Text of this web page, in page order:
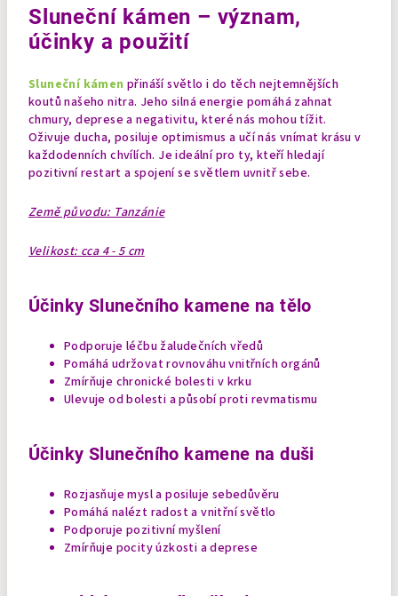
Sluneční kámen – význam,
účinky a použití
Sluneční kámen přináší světlo i do těch nejtemnějších
koutů našeho nitra. Jeho silná energie pomáhá zahnat
chmury, deprese a negativitu, které nás mohou tížit.
Oživuje ducha, posiluje optimismus a učí nás vnímat krásu v
každodenních chvílích. Je ideální pro ty, kteří hledají
pozitivní restart a spojení se světlem uvnitř sebe.
Země původu: Tanzánie
Velikost: cca 4 - 5 cm
Účinky Slunečního kamene na tělo
Podporuje léčbu žaludečních vředů
Pomáhá udržovat rovnováhu vnitřních orgánů
Zmírňuje chronické bolesti v krku
Ulevuje od bolesti a působí proti revmatismu
Účinky Slunečního kamene na duši
Rozjasňuje mysl a posiluje sebedůvěru
Pomáhá nalézt radost a vnitřní světlo
Podporuje pozitivní myšlení
Zmírňuje pocity úzkosti a deprese